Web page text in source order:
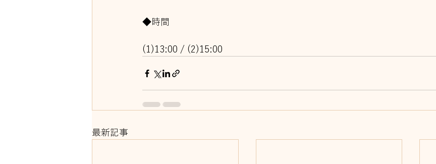
◆時間
(1)13:00 / (2)15:00
最新記事